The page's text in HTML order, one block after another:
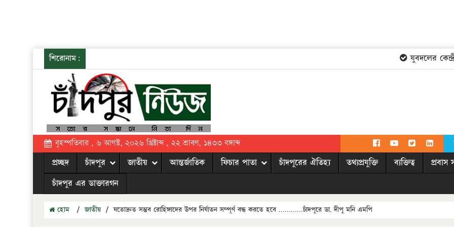
শিরোনাম: যুবদলের
বৃহস্পতিবার , ৬ আগস্ট, ২০২৬ খ্রিষ্টাব্দ , ২২ শ্রাবণ, ১৪৩৩ বঙ্গাব্দ
প্রচ্ছদ চাঁদপুর জাতীয় আন্তর্জাতিক ফিচার পাতা চাঁদপুরের ঐতিহ্য তথ্যপ্রযুক্তি ব্যক্তিত্ব প্রবাস
চাঁদপুর এর ডাক্তারগন
হোম / জাতীয় / যতোদ্রুত সম্ভব রোহিঙ্গাদের উপর নির্যাতন সম্পূর্ণ বন্ধ করতে হবে …………চাঁদপুরে ডা. দীপু মনি এমপি